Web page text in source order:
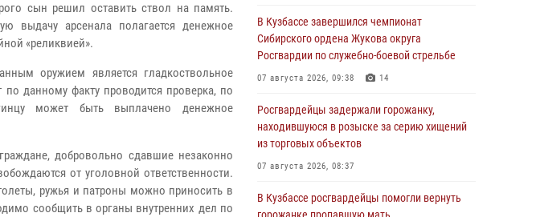
сын решил оставить ствол на память.
выдачу арсенала полагается денежное
«реликвией».
оружием является гладкоствольное
данному факту проводится проверка, по
может быть выплачено денежное
добровольно сдавшие незаконно
от уголовной ответственности.
ружья и патроны можно приносить в
сообщить в органы внутренних дел по
В Кузбассе завершился чемпионат
Сибирского ордена Жукова округа
Росгвардии по служебно-боевой стрельбе
07 августа 2026, 09:38 14
Росгвардейцы задержали горожанку,
находившуюся в розыске за серию хищений
из торговых объектов
07 августа 2026, 08:37
В Кузбассе росгвардейцы помогли вернуть